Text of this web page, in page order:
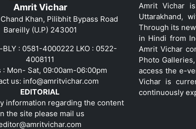
Amrit Vichar
Khan, Pilibhit Bypass Road
Bareilly (U.P) 243001
BLY : 0581-4000222 LKO : 0522-
4008111
: Mon- Sat, 09:00am-06:00pm
us: info@amritvichar.com
EDITORIAL
information regarding the content
the site please mail us
Amrit Vichar
Uttarakhand,
Through its
in Hindi from
Amrit Vichar
Photo
access the e-
Vichar is
continuously